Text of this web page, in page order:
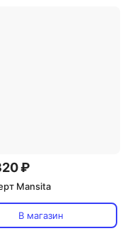
₽
Mansita
В магазин